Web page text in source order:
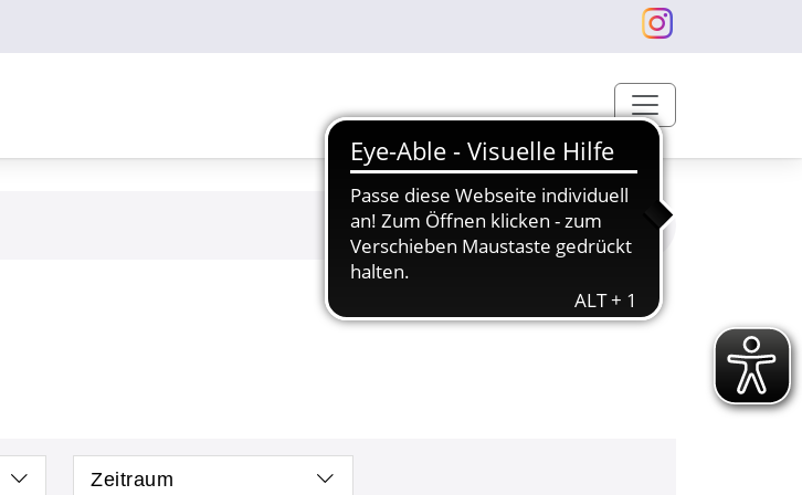
Zeitraum